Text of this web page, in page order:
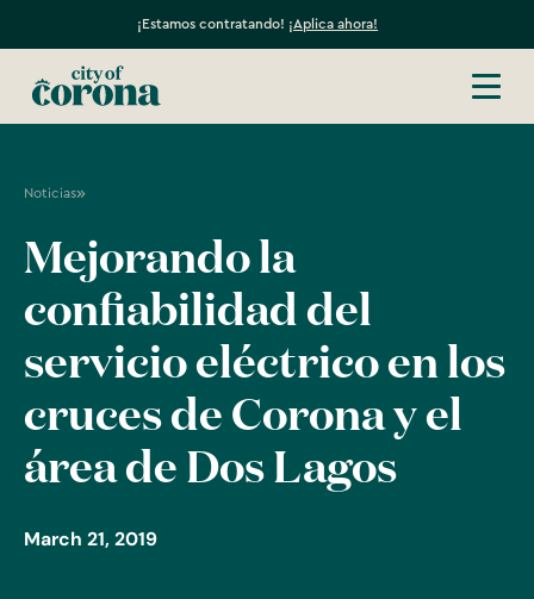
¡Estamos contratando! ¡Aplica ahora!
Noticias»
Mejorando la
confiabilidad del
servicio eléctrico en los
cruces de Corona y el
área de Dos Lagos
March 21, 2019